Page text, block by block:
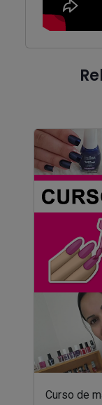
Curso de